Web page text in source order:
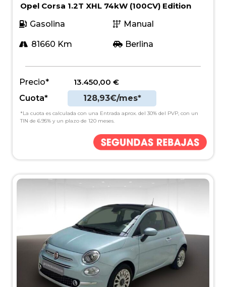
Opel Corsa 1.2T XHL 74kW (100CV) Edition
Gasolina
Manual
81660 Km Berlina
Precio* 13.450,00 €
Cuota*
128,93€/mes*
*La cuota es calculada con una Entrada aprox. del 30% del PVP, con un
TIN de 6.95% y un plazo de 120 meses.